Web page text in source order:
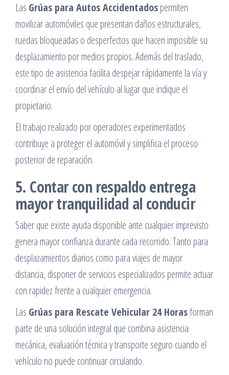
Las Grúas para Autos Accidentadospermiten
movilizar automóviles que presentan daños estructurales,
ruedas bloqueadas o desperfectos que hacen imposible su
desplazamiento por medios propios. Además del traslado,
este tipo de asistencia facilita despejar rápidamente la vía y
coordinar el envío del vehículo al lugar que indique el
propietario.
El trabajo realizado por operadores experimentados
contribuye a proteger el automóvil y simplifica el proceso
posterior de reparación.
5. Contar con respaldo entrega
mayor tranquilidad al conducir
Saber que existe ayuda disponible ante cualquier imprevisto
genera mayor confianza durante cada recorrido. Tanto para
desplazamientos diarios como para viajes de mayor
distancia, disponer de servicios especializados permite actuar
con rapidez frente a cualquier emergencia.
Las Grúas para Rescate Vehicular 24 Horasforman
parte de una solución integral que combina asistencia
mecánica, evaluación técnica y transporte seguro cuando el
vehículo no puede continuar circulando.